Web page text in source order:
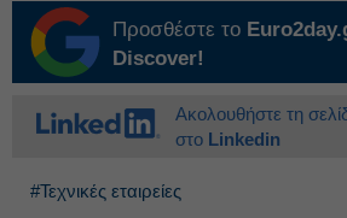
Προσθέστε το
Discover!
Ακολουθήστε τη
στο Linkedin
#Τεχνικές εταιρείες